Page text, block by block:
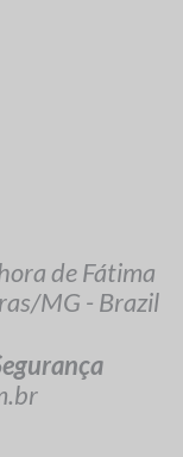
de Fátima
MG - Brazil